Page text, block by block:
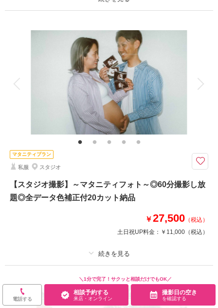
新婦衣装2着
ヘアメイク
データ 150 カット
会食
家族用衣装レンタル ペットと撮影
和装と洋装が一日で完結！どちらも取りたい方にピッタリのプランです
・お渡しカット数 150カット以上
・新郎新婦様 和・洋装装各2着
・衣装小物（ブーケ、和傘等）
・奥様ヘアメイク
相談予約する
マタニティプラン
私服 スタジオ
【スタジオ撮影】～マタニティフォト～◎60分撮影し放
題◎全データ色補正付20カット納品
￥27,500 （税込）
土日祝UP料金： ￥11,000 （税込）
新婦衣装 新郎衣装
着付け
＼1分で完了！サクッと相談だけでもOK／
電話する
相談予約する
来店・オンライン
撮影日の空き
を確認する